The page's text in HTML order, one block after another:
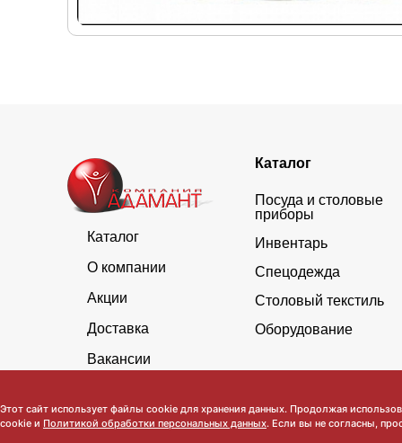
Каталог
О компании
Акции
Доставка
Вакансии
Каталог
Посуда и столовые
приборы
Инвентарь
Спецодежда
Столовый текстиль
Оборудование
Этот сайт использует файлы cookie для хранения данных. Продолжая
cookie и Политикой обработки персональных данных. Если вы не согласны,